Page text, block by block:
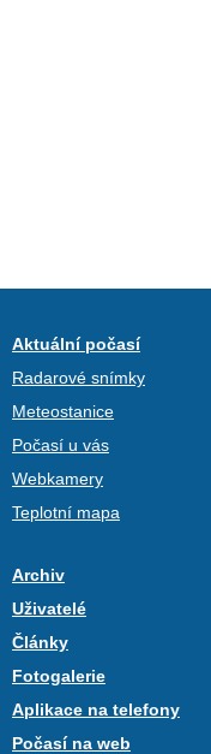
Aktuální počasí
Radarové snímky
Meteostanice
Počasí u vás
Webkamery
Teplotní mapa
Archiv
Uživatelé
Články
Fotogalerie
Aplikace na telefony
Počasí na web